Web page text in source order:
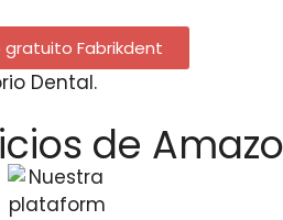
gratuito Fabrikdent
Dental.
de